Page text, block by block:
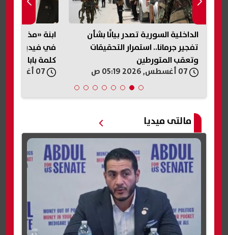
الداخلية السورية تصدر بيانًا بشأن
تفجير جرمانا.. استمرار التحقيقات
وتعقب المتورطين
ابنة «مذيع
في فيديو
كلمة بابا»
مالتى ميديا